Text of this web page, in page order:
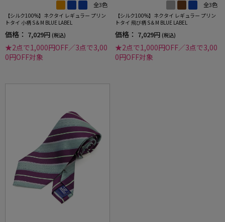
全3色
【シルク100%】ネクタイ レギュラー プリン
トタイ 小柄 S＆M BLUE LABEL
価格： 7,029円 (税込)
★2点で1,000円OFF／3点で3,00
0円OFF対象
全3色
【シルク100%】ネクタイ レギュラー プリン
トタイ 飛び柄 S＆M BLUE LABEL
価格： 7,029円 (税込)
★2点で1,000円OFF／3点で3,00
0円OFF対象